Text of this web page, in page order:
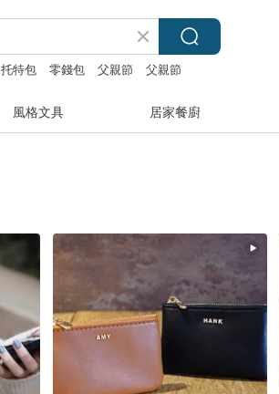
托特包 零錢包 父親節 父親節
風格文具 居家餐廚